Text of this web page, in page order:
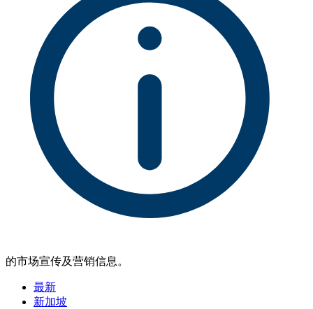
的市场宣传及营销信息。
最新
新加坡